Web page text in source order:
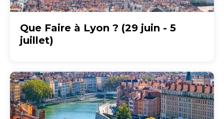
Que Faire à Lyon ? (29 juin - 5
juillet)